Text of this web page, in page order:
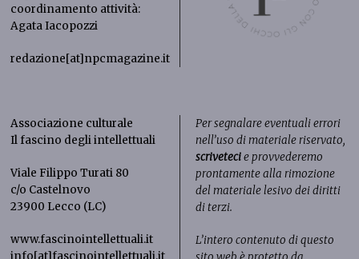
coordinamento attività:
Agata Iacopozzi
redazione[at]npcmagazine.it
Associazione culturale
Il fascino degli intellettuali
Viale Filippo Turati 80
c/o Castelnovo
23900 Lecco (LC)
www.fascinointellettuali.it
info[at]fascinointellettuali.it
Per segnalare eventuali errori
nell’uso di materiale riservato,
scrivetecie provvederemo
prontamente alla rimozione
del materiale lesivo dei diritti
di terzi.
L’intero contenuto di questo